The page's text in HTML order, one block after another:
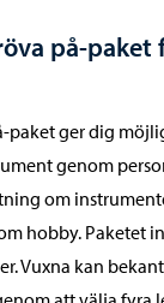
på-paket
paket ger dig
genom
om
hobby. Paketet
Vuxna kan